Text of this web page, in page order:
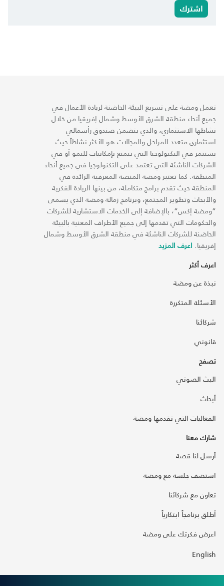
اشترك
تعمل ومضة على تسريع البيئة الحاضنة لريادة الأعمال في
جميع أنحاء منطقة الشرق الأوسط وشمال إفريقيا من خلال
نشاطها الاستثماري، والذي يتضمن صندوق رأسمالي
استثماري متعدد المراحل والمجالات هو الأكثر نشاطاً حيث
يستثمر في التكنولوجيا التي تتمتع بإمكانيات للنمو أو في
الشركات الناشئة التي تعتمد على التكنولوجيا في جميع أنحاء
المنطقة. كما تعتبر ومضة المنصة المعرفية الرائدة في
المنطقة حيث تقدم برامج متكاملة، من بينها الريادة الفكرية
والأبحاث وتطوير المجتمع، وبرنامج زمالة ومضة الذي يسمى
“ومضة إكس“، بالإضافة إلى الخدمات الاستشارية للشركات
والحكومات التي تقدمها إلى جميع الأطراف المعنية بالبيئة
الحاضنة للشركات الناشئة في منطقة الشرق الأوسط وشمال
إفريقيا. اعرف المزيد
اعرف أكثر
نبذة عن ومضة
الأسئلة المتكررة
شركائنا
قانوني
تصفح
البث الصوتي
أبحاث
الفعاليات التي تقدمها ومضة
شارك معنا
أرسل لنا قصة
استضف جلسة مع ومضة
تعاون مع شركائنا
أطلق برنامجاً ابتكارياً
اعرض فكرتك على ومضة
English